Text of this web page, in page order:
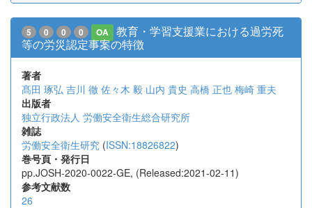
5 0 0 0 OA
教育・学習支援業における過労死
等の労災認定事案の特徴
著者
髙田 琢弘 吉川 徹 佐々木 毅 山内 貴史 高橋 正也 梅崎 重夫
出版者
独立行政法人 労働安全衛生総合研究所
雑誌
労働安全衛生研究 (ISSN:18826822)
巻号頁・発行日
pp.JOSH-2020-0022-GE, (Released:2021-02-11)
参考文献数
26